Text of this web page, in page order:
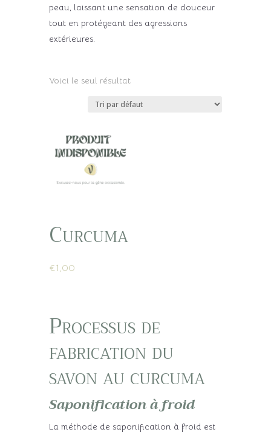
peau, laissant une sensation de douceur
tout en protégeant des agressions
extérieures.
Voici le seul résultat
Curcuma
€1,00
Processus de
fabrication du
savon au curcuma
Saponification à froid
La méthode de saponification à froid est